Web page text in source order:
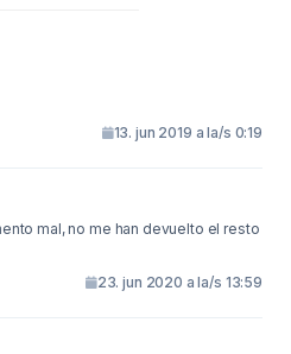
13. jun 2019 a la/s 0:19
23. jun 2020 a la/s 13:59